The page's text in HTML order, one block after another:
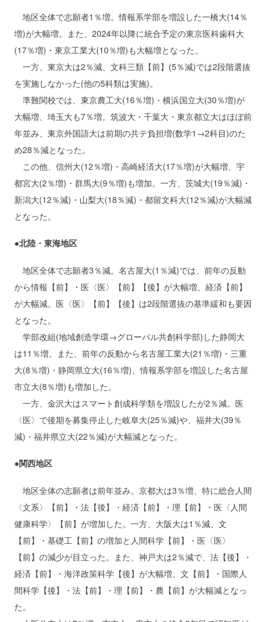
地区全体で志願者1％増。情報系学部を増設した一橋大(14％
増)が大幅増。また、2024年以降に統合予定の東京医科歯科大
(17％増)・東京工業大(10％増)も大幅増となった。
一方、東京大は2％減、文科三類【前】(5％減)では2段階選抜
を実施しなかった(他の5科類は実施)。
準難関校では、東京農工大(16％増)・横浜国立大(30％増)が
大幅増、埼玉大も7％増。筑波大・千葉大・東京都立大はほぼ前
年並み、東京外国語大は前期の共テ負担増(数学1→2科目)のた
め28％減となった。
この他、信州大(12％増)・高崎経済大(17％増)が大幅増、宇
都宮大(2％増)・群馬大(9％増)も増加。一方、茨城大(19％減)・
新潟大(12％減)・山梨大(18％減)・都留文科大(12％減)が大幅減
となった。
●北陸・東海地区
地区全体で志願者3％減。名古屋大(1％減)では、前年の反動
から情報【前】・医〈医〉【前】【後】が大幅増、経済【前】
が大幅減。医〈医〉【前】【後】は2段階選抜の基準緩和も要因
となった。
学部改組(地域創造学環→グローバル共創科学部)した静岡大
は11％増。また、前年の反動から名古屋工業大(21％増)・三重
大(8％増)・静岡県立大(16％増)、情報系学部を増設した名古屋
市立大(8％増)も増加した。
一方、金沢大はスマート創成科学類を増設したが2％減。医
〈医〉で後期を募集停止した岐阜大(25％減)や、福井大(39％
減)・福井県立大(22％減)が大幅減となった。
●関西地区
地区全体の志願者は前年並み。京都大は3％増、特に総合人間
〈文系〉【前】・法【後】・経済【前】・理【前】・医〈人間
健康科学〉【前】が増加した。一方、大阪大は1％減、文
【前】・基礎工【前】の増加と人間科学【前】・医〈医〉
【前】の減少が目立った。また、神戸大は2％減で、法【後】・
経済【前】・海洋政策科学【後】が大幅増、文【前】・国際人
間科学【後】・法【前】・理【前】・農【前】が大幅減となっ
た。